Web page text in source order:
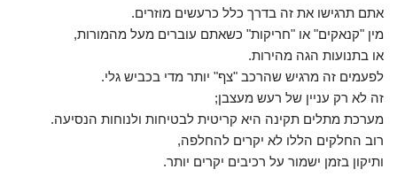
אתם תרגישו את זה בדרך כלל כרעשים מוזרים.
מין "קנאקים" או "חריקות" כשאתם עוברים מעל מהמורות,
או בתנועות הגה מהירות.
לפעמים זה מרגיש שהרכב "צף" יותר מדי בכביש גלי.
זה לא רק עניין של רעש מעצבן;
מערכת מתלים תקינה היא קריטית לבטיחות ולנוחות הנסיעה.
רוב החלקים הללו לא יקרים להחלפה,
ותיקון בזמן ישמור על רכיבים יקרים יותר.